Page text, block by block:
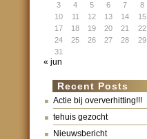
3
4 5 6 7 8
10
11 12 13 14 15
17
18 19 20 21 22
24
25 26 27 28 29
31
« jun
Recent Posts
Actie bij oververhitting!!!
tehuis gezocht
Nieuwsbericht